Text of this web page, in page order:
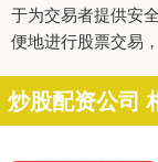
于为交易者提供安
便地进行股票交易
炒股配资公司